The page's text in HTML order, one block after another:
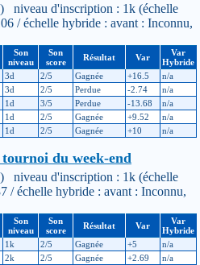
niveau d'inscription : 1k (échelle
/ échelle hybride : avant : Inconnu,
Son
niveau
Son
score
Résultat Var
Var
Hybride
3d 2/5 Gagnée +16.5
n/a
3d 2/5 Perdue -2.74
n/a
1d 3/5 Perdue -13.68
n/a
1d 2/5 Gagnée +9.52
n/a
1d 2/5 Gagnée +10 n/a
tournoi du week-end
niveau d'inscription : 1k (échelle
/ échelle hybride : avant : Inconnu,
Son
niveau
Son
score
Résultat Var
Var
Hybride
1k 2/5 Gagnée +5
n/a
2k 2/5 Gagnée +2.69
n/a